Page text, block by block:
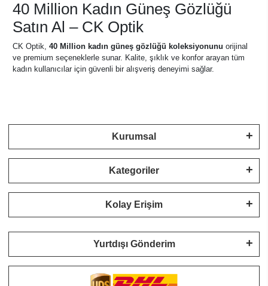
40 Million Kadın Güneş Gözlüğü
Satın Al – CK Optik
CK Optik, 40 Million kadın güneş gözlüğü koleksiyonunu orijinal
ve premium seçeneklerle sunar. Kalite, şıklık ve konfor arayan tüm
kadın kullanıcılar için güvenli bir alışveriş deneyimi sağlar.
Kurumsal
Kategoriler
Kolay Erişim
Yurtdışı Gönderim